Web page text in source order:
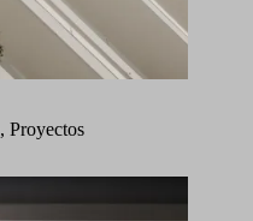
, Proyectos